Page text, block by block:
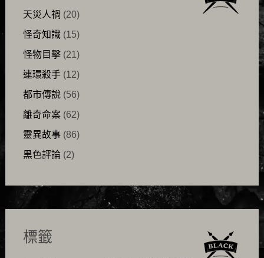
天災人禍 (20)
怪奇知識(15)
怪物目擊(21)
連環殺手(12)
都市傳說(56)
離奇命案(62)
靈異故事(86)
黑色評論(2)
標籤